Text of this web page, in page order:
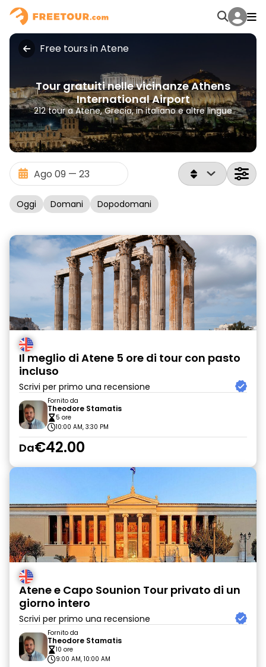
Free tours in Atene
Tour gratuiti nelle vicinanze Athens
International Airport
212 tour a Atene, Grecia, in italiano e altre lingue
Oggi Domani Dopodomani
Il meglio di Atene 5 ore di tour con pasto
incluso
Scrivi per primo una recensione
Fornito da
Theodore Stamatis
5 ore
10:00 AM, 3:30 PM
Da€42.00
Atene e Capo Sounion Tour privato di un
giorno intero
Scrivi per primo una recensione
Fornito da
Theodore Stamatis
10 ore
9:00 AM, 10:00 AM